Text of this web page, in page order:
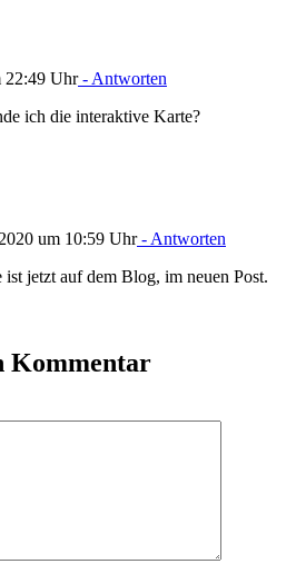
22:49 Uhr- Antworten
ich die interaktive Karte?
um 10:59 Uhr- Antworten
jetzt auf dem Blog, im neuen Post.
Kommentar